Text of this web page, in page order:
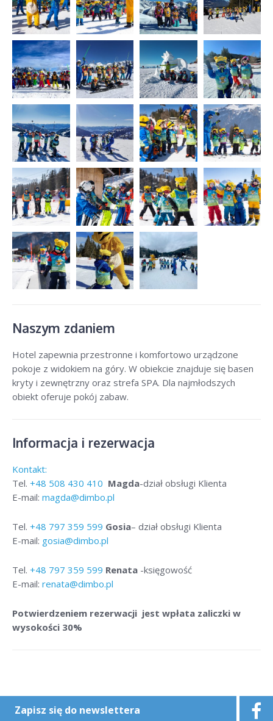
Naszym zdaniem
Hotel zapewnia przestronne i komfortowo urządzone
pokoje z widokiem na góry. W obiekcie znajduje się basen
kryty i zewnętrzny oraz strefa SPA. Dla najmłodszych
obiekt oferuje pokój zabaw.
Informacja i rezerwacja
Kontakt:
Tel. +48 508 430 410 Magda-dział obsługi Klienta
E-mail: magda@dimbo.pl
Tel. +48 797 359 599 Gosia– dział obsługi Klienta
E-mail: gosia@dimbo.pl
Tel. +48 797 359 599 Renata -księgowość
E-mail: renata@dimbo.pl
Potwierdzeniem rezerwacji jest wpłata zaliczki w
wysokości 30%
Zapisz się do newslettera